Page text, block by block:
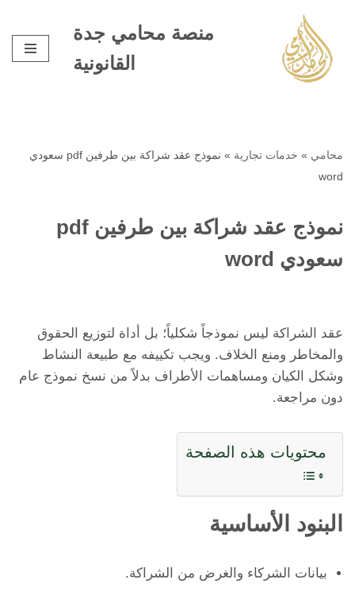
تخطى
إلى
المحتوى
منصة محامي جدة
القانونية
محامي » خدمات تجارية »
نموذج عقد شراكة بين طرفين pdf سعودي
word
نموذج عقد شراكة بين طرفين pdf
سعودي word
عقد الشراكة ليس نموذجاً شكلياً؛ بل أداة لتوزيع الحقوق
والمخاطر ومنع الخلاف. ويجب تكييفه مع طبيعة النشاط
وشكل الكيان ومساهمات الأطراف بدلاً من نسخ نموذج عام
دون مراجعة.
محتويات هذه الصفحة
البنود الأساسية
بيانات الشركاء والغرض من الشراكة.